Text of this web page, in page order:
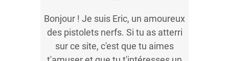
Bonjour ! Je suis Eric, un amoureux
des pistolets nerfs. Si tu as atterri
sur ce site, c'est que tu aimes